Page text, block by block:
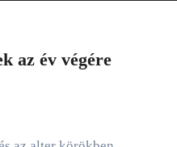
az év végére